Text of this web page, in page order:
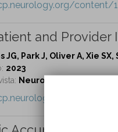
content/
and
JG, Park J, Oliver A, Xie
2023
Neurology® Clinical
content/